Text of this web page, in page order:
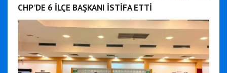
CHP'DE 6 İLÇE BAŞKANI İSTİFA ETTİ